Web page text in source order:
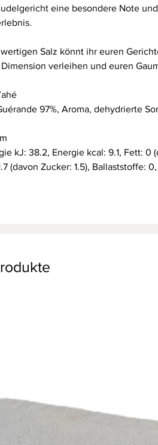
eine besondere Note
Salz könnt ihr euren
verleihen und euren
97%, Aroma, dehydrierte
kJ: 38.2, Energie kcal: 9.1, Fett: 0
(davon Zucker: 1.5), Ballaststoffe: